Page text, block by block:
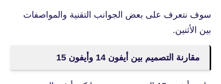
سوف نتعرف على بعض الجوانب التقنية والمواصفات
بين الأثنين.
مقارنة التصميم بين أيفون 14 وأيفون 15